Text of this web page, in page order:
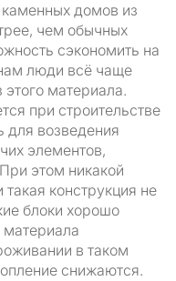
домов из
чем обычных
сэкономить на
люди всё чаще
этого материала.
при строительстве
возведения
элементов,
этом никакой
конструкция не
блоки хорошо
материала
в таком
снижаются.